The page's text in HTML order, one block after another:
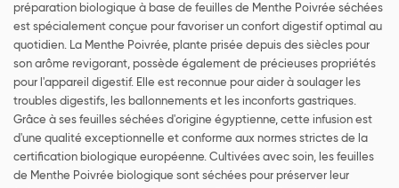
préparation biologique à base de feuilles de Menthe Poivrée séchées
est spécialement conçue pour favoriser un confort digestif optimal au
quotidien. La Menthe Poivrée, plante prisée depuis des siècles pour
son arôme revigorant, possède également de précieuses propriétés
pour l'appareil digestif. Elle est reconnue pour aider à soulager les
troubles digestifs, les ballonnements et les inconforts gastriques.
Grâce à ses feuilles séchées d'origine égyptienne, cette infusion est
d'une qualité exceptionnelle et conforme aux normes strictes de la
certification biologique européenne. Cultivées avec soin, les feuilles
de Menthe Poivrée biologique sont séchées pour préserver leur